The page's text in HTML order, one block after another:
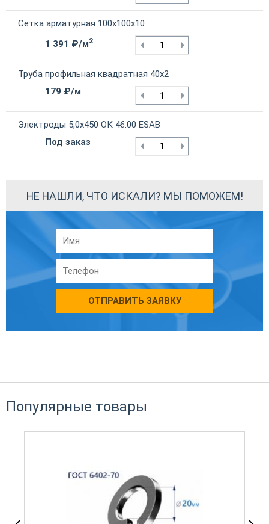
Сетка арматурная 100х100х10
1 391 ₽/м2
Труба профильная квадратная 40х2
179 ₽/м
Электроды 5,0х450 ОК 46.00 ESAB
Под заказ
НЕ НАШЛИ, ЧТО ИСКАЛИ? МЫ ПОМОЖЕМ!
ОТПРАВИТЬ ЗАЯВКУ
Популярные товары